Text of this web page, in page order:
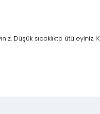
Düşük sıcaklıkta ütüleyiniz.